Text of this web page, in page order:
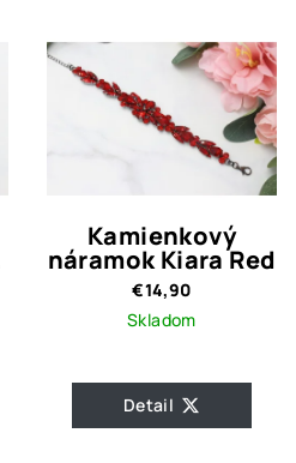
Kamienkový
náramok Kiara Red
€14,90
Skladom
Detail